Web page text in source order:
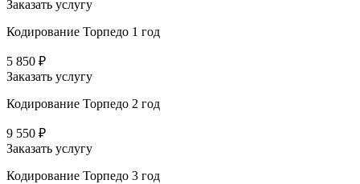
Заказать услугу
Кодирование Торпедо 1 год
5 850 ₽
Заказать услугу
Кодирование Торпедо 2 год
9 550 ₽
Заказать услугу
Кодирование Торпедо 3 год